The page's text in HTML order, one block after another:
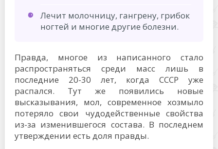
Лечит молочницу, гангрену, грибок
ногтей и многие другие болезни.
Правда, многое из написанного стало
распространяться среди масс лишь в
последние 20-30 лет, когда СССР уже
распался. Тут же появились новые
высказывания, мол, современное хозмыло
потеряло свои чудодейственные свойства
из-за изменившегося состава. В последнем
утверждении есть доля правды.